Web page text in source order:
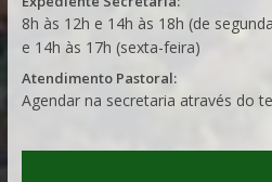
8h às 12h e 14h às 18h (de
e 14h às 17h (sexta-feira)
Atendimento Pastoral:
Agendar na secretaria através do